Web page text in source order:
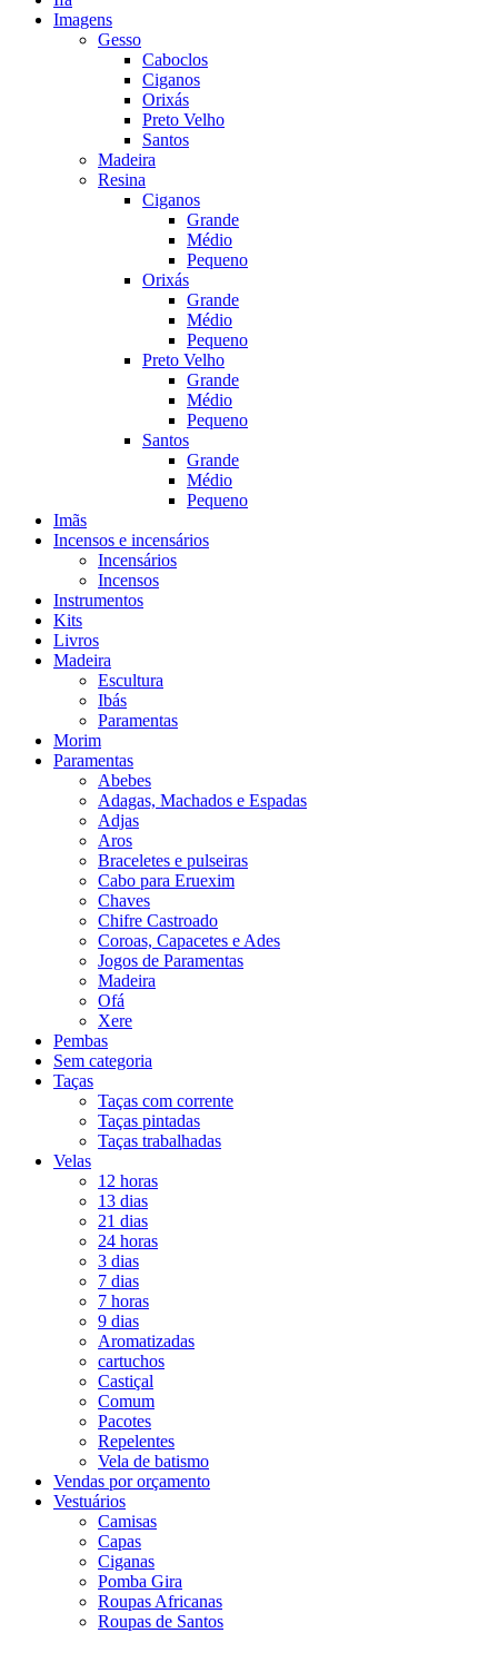
Imagens
Gesso
Caboclos
Ciganos
Orixás
Preto Velho
Santos
Madeira
Resina
Ciganos
Grande
Médio
Pequeno
Orixás
Grande
Médio
Pequeno
Preto Velho
Grande
Médio
Pequeno
Santos
Grande
Médio
Pequeno
Imãs
Incensos e incensários
Incensários
Incensos
Instrumentos
Kits
Livros
Madeira
Escultura
Ibás
Paramentas
Morim
Paramentas
Abebes
Adagas, Machados e Espadas
Adjas
Aros
Braceletes e pulseiras
Cabo para Eruexim
Chaves
Chifre Castroado
Coroas, Capacetes e Ades
Jogos de Paramentas
Madeira
Ofá
Xere
Pembas
Sem categoria
Taças
Taças com corrente
Taças pintadas
Taças trabalhadas
Velas
12 horas
13 dias
21 dias
24 horas
3 dias
7 dias
7 horas
9 dias
Aromatizadas
cartuchos
Castiçal
Comum
Pacotes
Repelentes
Vela de batismo
Vendas por orçamento
Vestuários
Camisas
Capas
Ciganas
Pomba Gira
Roupas Africanas
Roupas de Santos